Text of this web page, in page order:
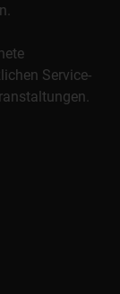
Service-